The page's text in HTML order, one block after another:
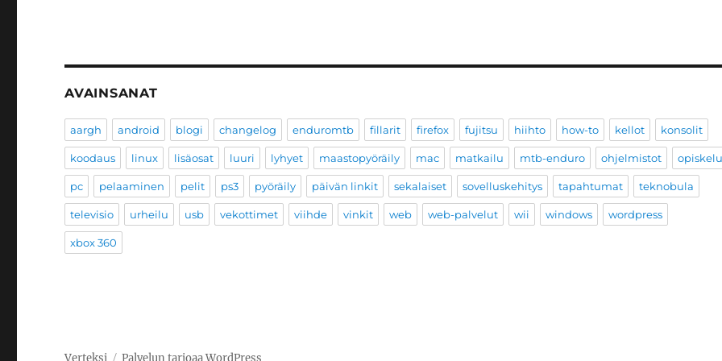
AVAINSANAT
aargh android blogi changelog enduromtb fillarit firefox fujitsu hiihto how-to kellot konsolit
koodaus linux lisäosat luuri lyhyet maastopyöräily mac matkailu mtb-enduro ohjelmistot
pc pelaaminen pelit ps3 pyöräily päivän linkit sekalaiset sovelluskehitys tapahtumat teknobula
televisio urheilu usb vekottimet viihde vinkit web web-palvelut wii windows wordpress
xbox 360
Verteksi Palvelun tarjoaa WordPress